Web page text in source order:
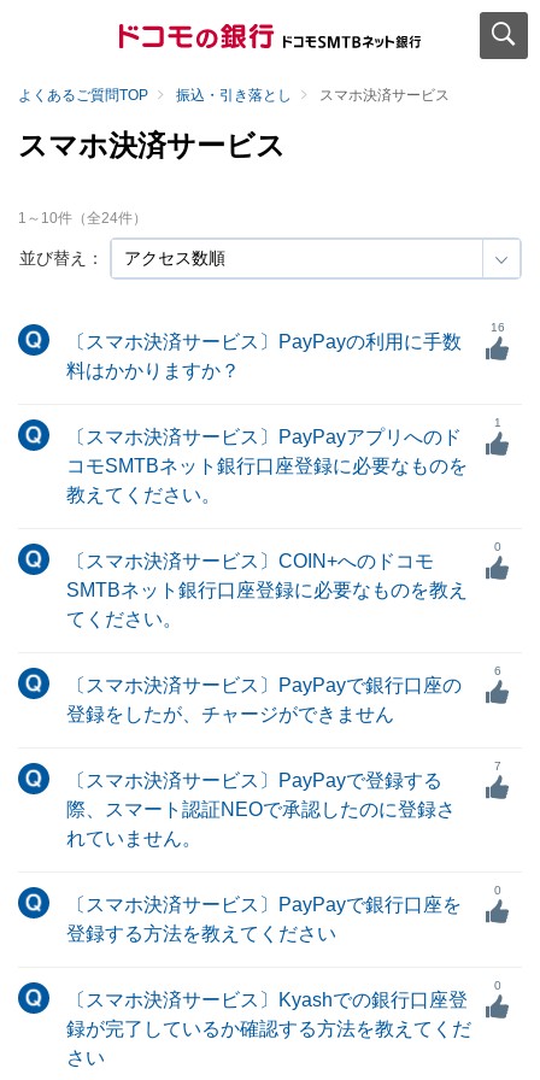
よくあるご質問TOP 振込・引き落とし スマホ決済サービス
スマホ決済サービス
並び替え：
1 ～ 10件（全24件）
〔スマホ決済サービス〕PayPayの利用に手数
料はかかりますか？
16
〔スマホ決済サービス〕PayPayアプリへのド
コモSMTBネット銀行口座登録に必要なものを
教えてください。
1
〔スマホ決済サービス〕COIN+へのドコモ
SMTBネット銀行口座登録に必要なものを教え
てください。
0
〔スマホ決済サービス〕PayPayで銀行口座の
登録をしたが、チャージができません
6
〔スマホ決済サービス〕PayPayで登録する
際、スマート認証NEOで承認したのに登録さ
れていません。
7
〔スマホ決済サービス〕PayPayで銀行口座を
登録する方法を教えてください
0
〔スマホ決済サービス〕Kyashでの銀行口座登
録が完了しているか確認する方法を教えてくだ
さい
0